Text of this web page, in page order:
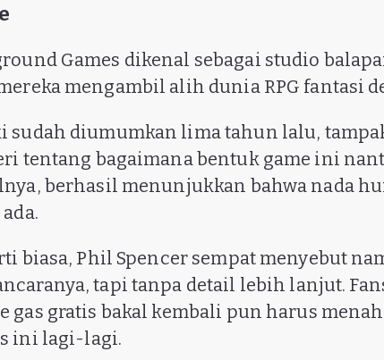
Games dikenal sebagai studio
mengambil alih dunia RPG fantasi
sudah diumumkan lima tahun lalu,
tentang bagaimana bentuk game ini
berhasil menunjukkan bahwa nada
biasa, Phil Spencer sempat menyebut
tapi tanpa detail lebih lanjut.
gas gratis bakal kembali pun harus
ini lagi-lagi.